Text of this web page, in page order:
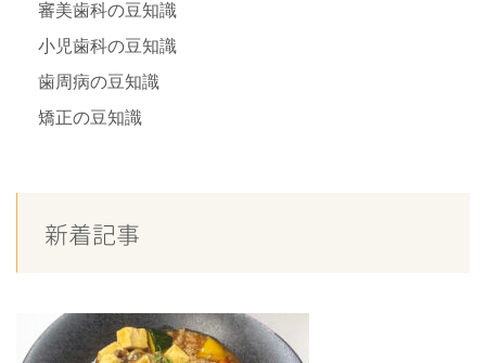
審美歯科の豆知識
小児歯科の豆知識
歯周病の豆知識
矯正の豆知識
新着記事